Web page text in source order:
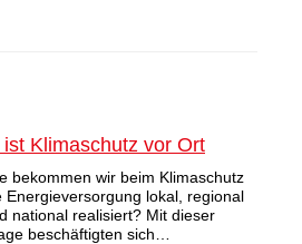
Klimaschutz vor Ort
bekommen wir beim Klimaschutz
Energieversorgung lokal, regional
national realisiert? Mit dieser
beschäftigten sich…